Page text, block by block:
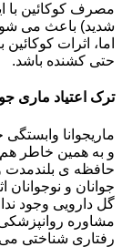
مصرف کوکائین
شدید) باعث می شود
اما، اثرات
حتی کشنده باشد.
ترک اعتیاد ماری
ماریجوانا
و به همین خاطر
حافظه ی بلندمدت
جوانان و
گل دارویی وجود
مشاوره
رفتاری شناختی می